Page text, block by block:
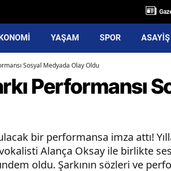
YAŞAM SPOR ASAYİŞ
Sosyal Medyada Olay Oldu
Performansı
bir performansa imza attı!
Alança Oksay ile birlikte
oldu. Şarkının sözleri ve